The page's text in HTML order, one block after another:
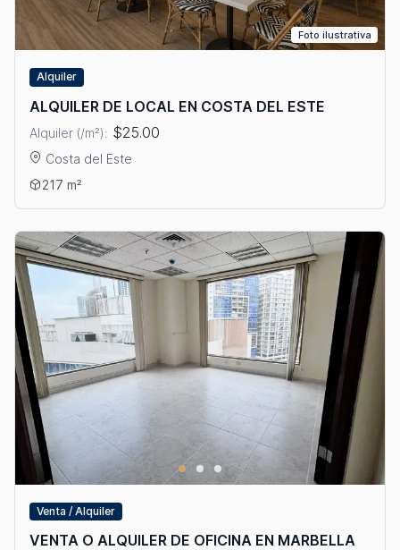
Foto ilustrativa
Alquiler
ALQUILER DE LOCAL EN COSTA DEL ESTE
Alquiler (/m²): $25.00
Costa del Este
Ver detalles: ALQUILER DE LOCAL EN COSTA DEL ESTE
217 m²
Venta / Alquiler
VENTA O ALQUILER DE OFICINA EN MARBELLA